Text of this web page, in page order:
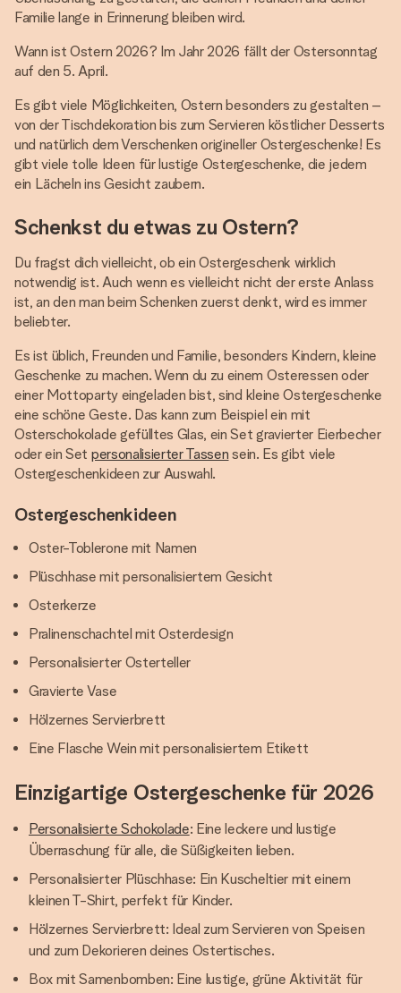
Familie lange in Erinnerung bleiben wird.
Wann ist Ostern 2026? Im Jahr 2026 fällt der Ostersonntag
auf den 5. April.
Es gibt viele Möglichkeiten, Ostern besonders zu gestalten –
von der Tischdekoration bis zum Servieren köstlicher Desserts
und natürlich dem Verschenken origineller Ostergeschenke! Es
gibt viele tolle Ideen für lustige Ostergeschenke, die jedem
ein Lächeln ins Gesicht zaubern.
Schenkst du etwas zu Ostern?
Du fragst dich vielleicht, ob ein Ostergeschenk wirklich
notwendig ist. Auch wenn es vielleicht nicht der erste Anlass
ist, an den man beim Schenken zuerst denkt, wird es immer
beliebter.
Es ist üblich, Freunden und Familie, besonders Kindern, kleine
Geschenke zu machen. Wenn du zu einem Osteressen oder
einer Mottoparty eingeladen bist, sind kleine Ostergeschenke
eine schöne Geste. Das kann zum Beispiel ein mit
Osterschokolade gefülltes Glas, ein Set gravierter Eierbecher
oder ein Set personalisierter Tassen sein. Es gibt viele
Ostergeschenkideen zur Auswahl.
Ostergeschenkideen
Oster-Toblerone mit Namen
Plüschhase mit personalisiertem Gesicht
Osterkerze
Pralinenschachtel mit Osterdesign
Personalisierter Osterteller
Gravierte Vase
Hölzernes Servierbrett
Eine Flasche Wein mit personalisiertem Etikett
Einzigartige Ostergeschenke für 2026
Personalisierte Schokolade: Eine leckere und lustige
Überraschung für alle, die Süßigkeiten lieben.
Personalisierter Plüschhase: Ein Kuscheltier mit einem
kleinen T-Shirt, perfekt für Kinder.
Hölzernes Servierbrett: Ideal zum Servieren von Speisen
und zum Dekorieren deines Ostertisches.
Box mit Samenbomben: Eine lustige, grüne Aktivität für